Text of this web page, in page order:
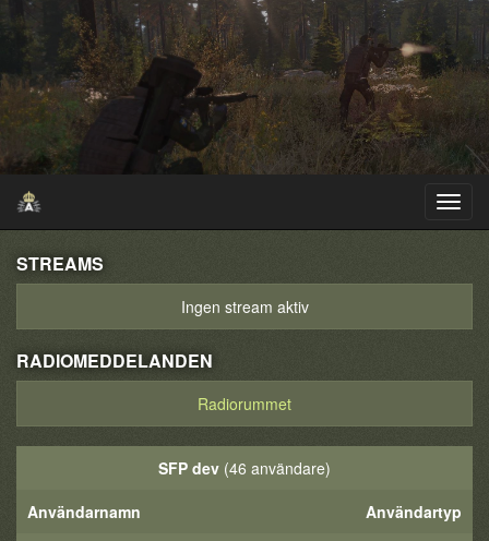
STREAMS
Ingen stream aktiv
RADIOMEDDELANDEN
Radiorummet
SFP dev (46 användare)
Användarnamn
Användartyp